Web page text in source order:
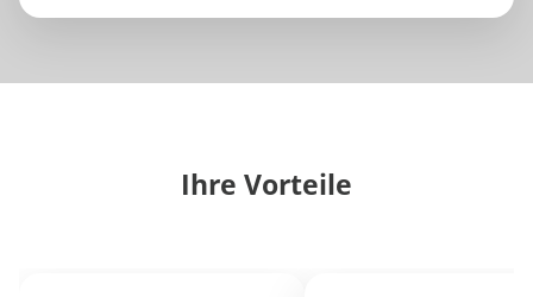
Ihre Vorteile